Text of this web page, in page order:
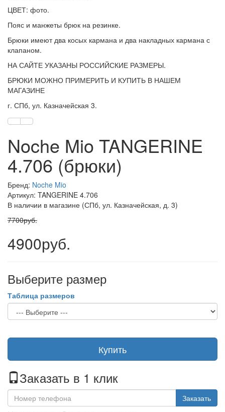
ЦВЕТ: фото.
Пояс и манжеты брюк на резинке.
Брюки имеют два косых кармана и два накладных кармана с
клапаном.
НА САЙТЕ УКАЗАНЫ РОССИЙСКИЕ РАЗМЕРЫ.
БРЮКИ МОЖНО ПРИМЕРИТЬ И КУПИТЬ В НАШЕМ
МАГАЗИНЕ
г. СПб, ул. Казначейская 3.
Noche Mio TANGERINE
4.706 (брюки)
Бренд: Noche Mio
Артикул: TANGERINE 4.706
В наличии в магазине (СПб, ул. Казначейская, д. 3)
7700руб.
4900руб.
Выберите размер
Таблица размеров
Купить
Заказать в 1 клик
Заказать